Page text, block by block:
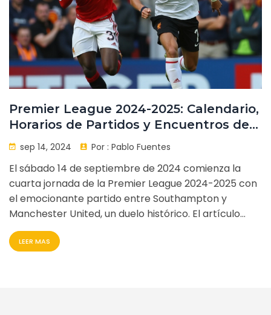
Premier League 2024-2025: Calendario,
Horarios de Partidos y Encuentros de
la Jornada 4
sep 14, 2024 Por : Pablo Fuentes
El sábado 14 de septiembre de 2024 comienza la
cuarta jornada de la Premier League 2024-2025 con
el emocionante partido entre Southampton y
Manchester United, un duelo histórico. El artículo
detalla los partidos programados con sus
respectivos horarios y sedes, incluyendo contexto
LEER MAS